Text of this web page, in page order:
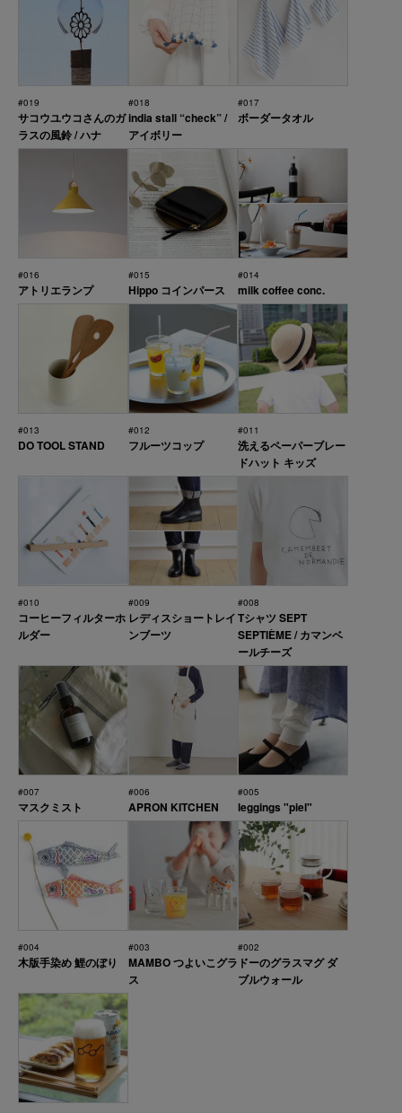
#019
サコウユウコさんのガ
ラスの風鈴 / ハナ
#018
india stall “check” /
アイボリー
#017
ボーダータオル
#016
アトリエランプ
#015
Hippo コインパース
#014
milk coffee conc.
#013
DO TOOL STAND
#012
フルーツコップ
#011
洗えるペーパーブレー
ドハット キッズ
#010
コーヒーフィルターホ
ルダー
#009
レディスショートレイ
ンブーツ
#008
Tシャツ SEPT
SEPTIÈME / カマンベ
ールチーズ
#007
マスクミスト
#006
APRON KITCHEN
#005
leggings "piel"
#004
木版手染め 鯉のぼり
#003
MAMBO つよいこグラ
ス
#002
ドーのグラスマグ ダ
ブルウォール